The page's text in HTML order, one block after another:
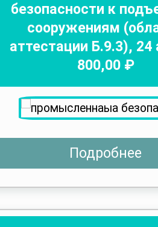
безопасности к
сооружениям
аттестации Б.9.3), 24
800,00 ₽
Подробнее